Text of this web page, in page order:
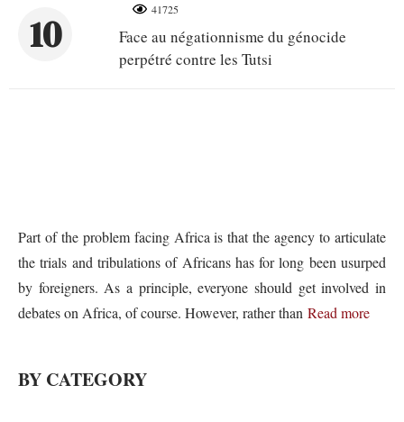
10
41725
Face au négationnisme du génocide
perpétré contre les Tutsi
Part of the problem facing Africa is that the agency to articulate
the trials and tribulations of Africans has for long been usurped
by foreigners. As a principle, everyone should get involved in
debates on Africa, of course. However, rather than Read more
BY CATEGORY